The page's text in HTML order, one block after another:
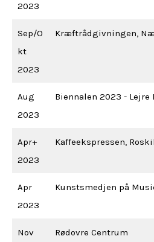
2023
Sep/O
kt
2023
Kræftrådgivningen,
Aug
2023
Biennalen 2023 -
Apr+
2023
Kaffeekspressen,
Apr
2023
Kunstsmedjen på
Nov
Rødovre Centrum